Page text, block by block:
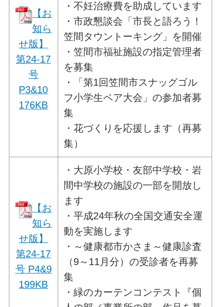
【お
知ら
せ版】
第24-17
号
P3&10
176KB
・不妊治療費を助成しています
・市政懇談会「市長と語ろう！
笠間タウントーキング」を開催
・笠間市福祉施設の指定管理者
を募集
・「第1回笠間市スナッグゴル
フ小学生ペア大会」の参加者募
集
・花づくりを応援します（再募
集）
【お
知ら
せ版】
第24-17
号 P4&9
199KB
・大原小学校・友部中学校・岩
間中学校の施設の一部を開放し
ます
・平成24年秋の全国交通安全運
動を実施します
・～健康都市かさま～健康診査
（9～11月分）の受診者を再募
集
・緑のカーテンコンテスト『個